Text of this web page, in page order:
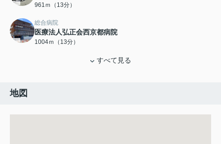
961ｍ（13分）
総合病院
医療法人弘正会西京都病院
1004ｍ（13分）
すべて見る
地図